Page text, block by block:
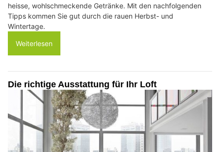
heisse, wohlschmeckende Getränke. Mit den nachfolgenden
Tipps kommen Sie gut durch die rauen Herbst- und
Wintertage.
Weiterlesen
Die richtige Ausstattung für Ihr Loft